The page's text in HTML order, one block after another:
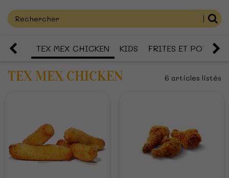
TEX MEX CHICKEN KIDS FRITES ET POTATOS
TEX MEX CHICKEN 6 articles listés